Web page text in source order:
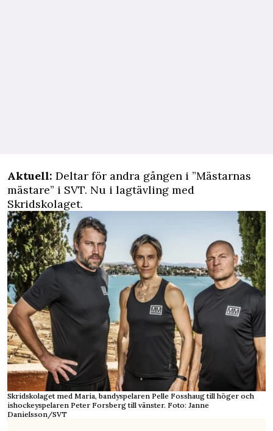
Aktuell: Deltar för andra gången i ”Mästarnas
mästare” i SVT. Nu i lagtävling med
Skridskolaget.
Skridskolaget med Maria, bandyspelaren Pelle Fosshaug till höger och
ishockeyspelaren Peter Forsberg till vänster. Foto: Janne
Danielsson/SVT